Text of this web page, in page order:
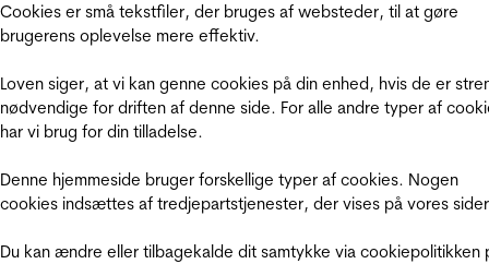
Cookies er små tekstfiler, der bruges af websteder, til at gøre
brugerens oplevelse mere effektiv.
Loven siger, at vi kan genne cookies på din enhed, hvis de er
nødvendige for driften af denne side. For alle andre typer af
har vi brug for din tilladelse.
Denne hjemmeside bruger forskellige typer af cookies. Nogen
cookies indsættes af tredjepartstjenester, der vises på vores
Du kan ændre eller tilbagekalde dit samtykke via cookiepolitikken